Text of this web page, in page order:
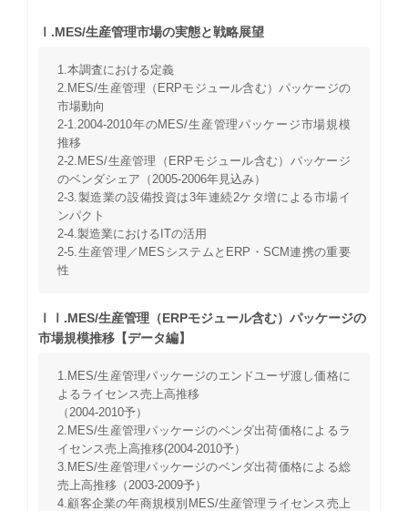
Ⅰ.MES/生産管理市場の実態と戦略展望
1.本調査における定義
2.MES/生産管理（ERPモジュール含む）パッケージの
市場動向
2-1.2004-2010年のMES/生産管理パッケージ市場規模
推移
2-2.MES/生産管理（ERPモジュール含む）パッケージ
のベンダシェア（2005-2006年見込み）
2-3.製造業の設備投資は3年連続2ケタ増による市場イ
ンパクト
2-4.製造業におけるITの活用
2-5.生産管理／MESシステムとERP・SCM連携の重要
性
ⅠⅠ.MES/生産管理（ERPモジュール含む）パッケージの
市場規模推移【データ編】
1.MES/生産管理パッケージのエンドユーザ渡し価格に
よるライセンス売上高推移
（2004-2010予）
2.MES/生産管理パッケージのベンダ出荷価格によるラ
イセンス売上高推移(2004-2010予）
3.MES/生産管理パッケージのベンダ出荷価格による総
売上高推移（2003-2009予）
4.顧客企業の年商規模別MES/生産管理ライセンス売上